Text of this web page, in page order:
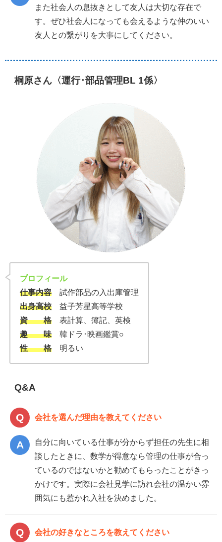
また社会人の息抜きとして友人は大切な存在で
す。ぜひ社会人になっても会えるような仲のいい
友人との繋がりを大事にしてください。
桐原さん〈運行･部品管理BL 1係〉
プロフィール
仕事内容
試作部品の入出庫管理
出身高校
益子芳星高等学校
資 格
表計算、簿記、英検
趣 味
韓ドラ･映画鑑賞○
性 格
明るい
Q&A
会社を選んだ理由を教えてください
自分に向いている仕事が分からず担任の先生に相
談したときに、数学が得意なら管理の仕事が合っ
ているのではないかと勧めてもらったことがきっ
かけです。実際に会社見学に訪れ会社の温かい雰
囲気にも惹かれ入社を決めました。
会社の好きなところを教えてください